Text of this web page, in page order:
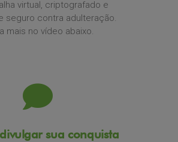
virtual, criptografado e
seguro contra adulteração.
mais no vídeo abaixo.
sua conquista